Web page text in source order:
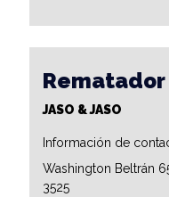
Rematador
JASO & JASO
Información de
Washington Beltrán
3525